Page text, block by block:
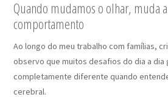
Quando mudamos o olhar, muda
comportamento
Ao longo do meu trabalho com famílias,
observo que muitos desafios do dia a dia
completamente diferente quando
cerebral.